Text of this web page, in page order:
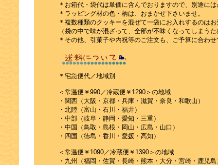
＊お箱代・袋代は単価に含んでおりますので、別途に
＊ラッピング材の色・柄は、おまかせ下さいませ。
＊複数種類のクッキーを混ぜて一袋にお入れするのは
（袋の中で味が混ざって、全部が不味くなってしまう
＊その他、引菓子や内祝等のご注文も、ご予算に合わ
＊宅急便代／地域別
＜常温便￥990／冷蔵便￥1290＞の地域
・関西（大阪・京都・兵庫・滋賀・奈良・和歌山）
・北陸（富山・石川・福井）
・中部（岐阜・静岡・愛知・三重）
・中国（鳥取・島根・岡山・広島・山口）
・四国（徳島・香川・愛媛・高知）
＜常温便￥1090／冷蔵便￥1390＞の地域
・九州（福岡・佐賀・長崎・熊本・大分・宮崎・鹿児島